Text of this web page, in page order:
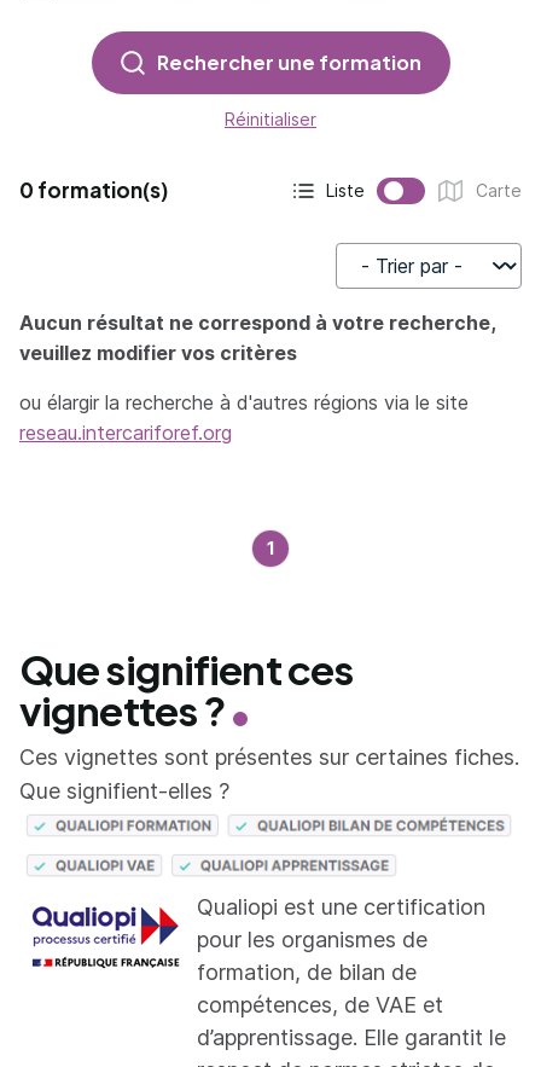
Rechercher une formation
Réinitialiser
0 formation(s)
Affichage actif :
Liste
Affichage :
Carte
Trier par
Aucun résultat ne correspond à votre recherche,
veuillez modifier vos critères
ou élargir la recherche à d'autres régions via le site
reseau.intercariforef.org
1
Que signifient ces
vignettes ?
Ces vignettes sont présentes sur certaines fiches.
Que signifient-elles ?
Qualiopi est une certification
pour les organismes de
formation, de bilan de
compétences, de VAE et
d’apprentissage. Elle garantit le